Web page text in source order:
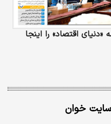
اقتصاد» را اینجا
سایت خوان